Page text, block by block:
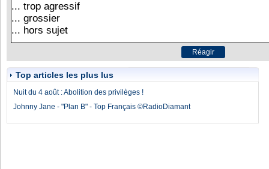
Top articles les plus lus
Nuit du 4 août : Abolition des privilèges !
Johnny Jane - "Plan B" - Top Français ©RadioDiamant